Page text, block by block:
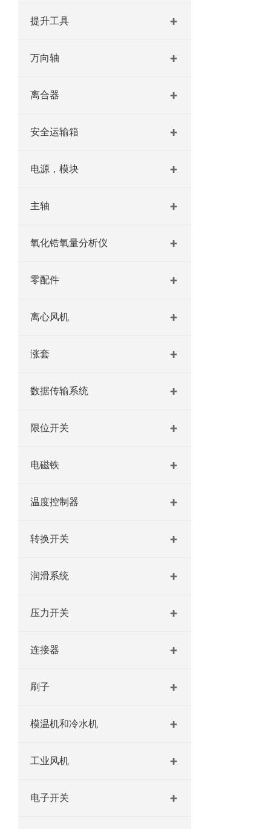
提升工具
万向轴
离合器
安全运输箱
电源，模块
主轴
氧化锆氧量分析仪
零配件
离心风机
涨套
数据传输系统
限位开关
电磁铁
温度控制器
转换开关
润滑系统
压力开关
连接器
刷子
模温机和冷水机
工业风机
电子开关